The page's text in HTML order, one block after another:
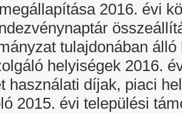
2016. évi
tulajdonában
helyiségek 2016.
használati díjak, piaci
2015. évi települési